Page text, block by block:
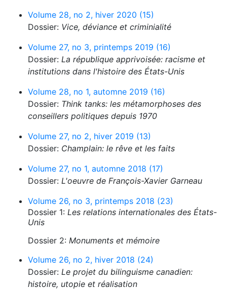
Volume 28, no 2, hiver 2020 (15)
Dossier: Vice, déviance et criminialité
Volume 27, no 3, printemps 2019 (16)
Dossier: La république apprivoisée: racisme et
institutions dans l'histoire des États-Unis
Volume 28, no 1, automne 2019 (16)
Dossier: Think tanks: les métamorphoses des
conseillers politiques depuis 1970
Volume 27, no 2, hiver 2019 (13)
Dossier: Champlain: le rêve et les faits
Volume 27, no 1, automne 2018 (17)
Dossier: L'oeuvre de François-Xavier Garneau
Volume 26, no 3, printemps 2018 (23)
Dossier 1: Les relations internationales des États-
Unis
Dossier 2: Monuments et mémoire
Volume 26, no 2, hiver 2018 (24)
Dossier: Le projet du bilinguisme canadien:
histoire, utopie et réalisation